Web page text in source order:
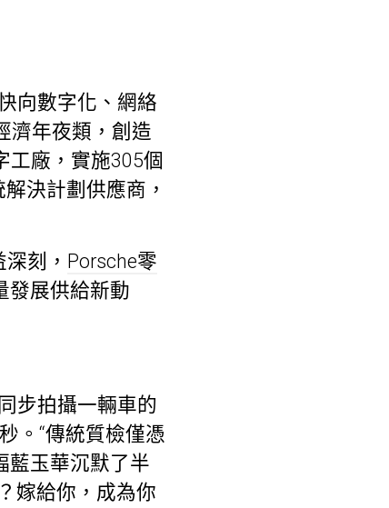
向數字化、網絡
濟年夜類，創造
工廠，實施305個
決計劃供應商，
刻， Porsche零
發展供給新動
步拍攝一輛車的
。“傳統質檢僅憑
藍玉華沉默了半
嫁給你，成為你